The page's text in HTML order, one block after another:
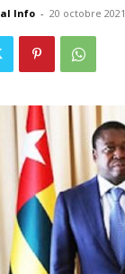
Info - 20 octobre 2021